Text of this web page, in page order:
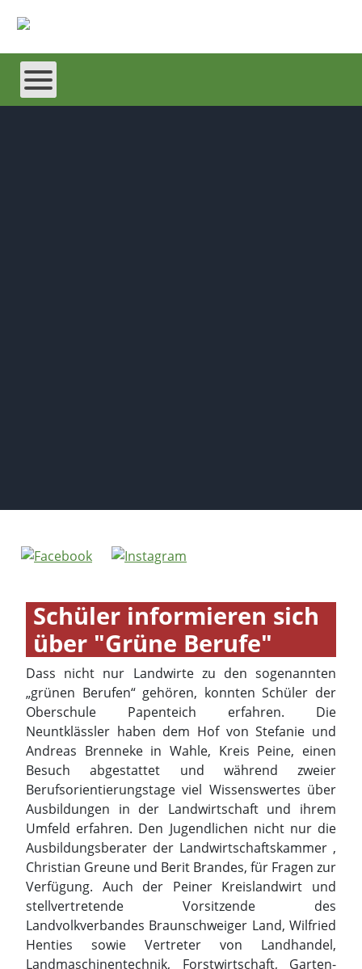
Schüler informieren sich
über "Grüne Berufe"
Dass nicht nur Landwirte zu den sogenannten
„grünen Berufen“ gehören, konnten Schüler der
Oberschule Papenteich erfahren. Die
Neuntklässler haben dem Hof von Stefanie und
Andreas Brenneke in Wahle, Kreis Peine, einen
Besuch abgestattet und während zweier
Berufsorientierungstage viel Wissenswertes über
Ausbildungen in der Landwirtschaft und ihrem
Umfeld erfahren. Den Jugendlichen nicht nur die
Ausbildungsberater der Landwirtschaftskammer ,
Christian Greune und Berit Brandes, für Fragen zur
Verfügung. Auch der Peiner Kreislandwirt und
stellvertretende Vorsitzende des
Landvolkverbandes Braunschweiger Land, Wilfried
Henties sowie Vertreter von Landhandel,
Landmaschinentechnik, Forstwirtschaft, Garten-